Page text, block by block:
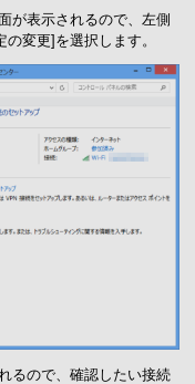
が表示されるので、左側
変更]を選択します。
るので、確認したい接続